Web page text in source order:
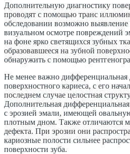
Дополнительную диагностику
проводят с помощью транс
обследовании возможно
визуальном осмотре повреждений
на фоне ярко светящихся зубных
образовавшееся на зубной
обнаружить с помощью
Не менее важно дифференциальная
поверхностного кариеса, с его
последнем случае целостная
Дополнительная
с эрозией эмали, имеющей
плотным дном. Также отличаются
дефекта. При эрозии они
кариозные полости сильнее
поверхности зуба.